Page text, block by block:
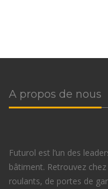
A propos de nous
Futurol est l’un des
bâtiment. Retrouvez
roulants, de portes de